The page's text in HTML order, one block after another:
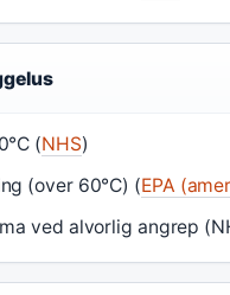
(NHS)
(over 60°C) (EPA
ved alvorlig angrep